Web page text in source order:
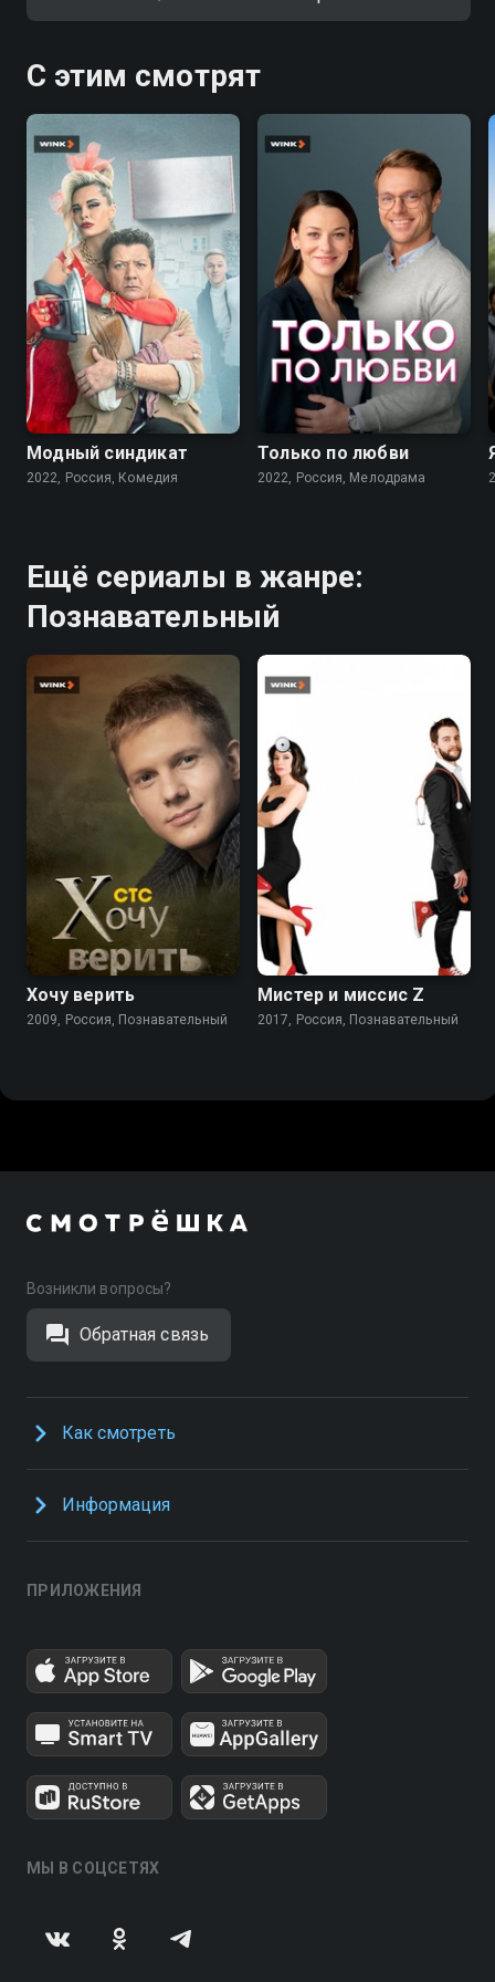
С этим смотрят
7.6
Модный синдикат
2022, Россия, Комедия
Только по любви
2022, Россия, Мелодрама
Ещё сериалы в жанре:
Познавательный
Хочу верить
2009, Россия, Познавательный
Мистер и миссис Z
2017, Россия, Познавательный
Возникли вопросы?
Обратная связь
Как смотреть
Информация
ПРИЛОЖЕНИЯ
МЫ В СОЦСЕТЯХ